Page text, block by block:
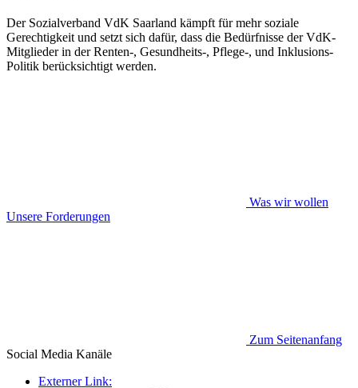
Der Sozialverband VdK Saarland kämpft für mehr soziale
Gerechtigkeit und setzt sich dafür, dass die Bedürfnisse der VdK-
Mitglieder in der Renten-, Gesundheits-, Pflege-, und Inklusions-
Politik berücksichtigt werden.
Was wir wollen
Unsere Forderungen
Zum Seitenanfang
Social Media Kanäle
Externer Link: